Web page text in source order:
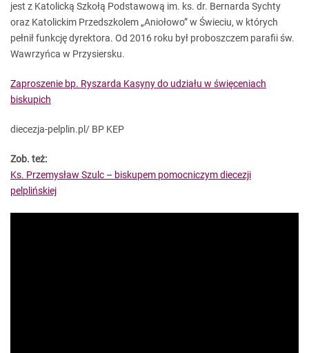
jest z Katolicką Szkołą Podstawową im. ks. dr. Bernarda Sychty
oraz Katolickim Przedszkolem „Aniołowo” w Świeciu, w których
pełnił funkcję dyrektora. Od 2016 roku był proboszczem parafii św.
Wawrzyńca w Przysiersku.
Zaproszenie bp. Ryszarda Kasyny do udziału w święceniach
biskupich
diecezja-pelplin.pl/ BP KEP
Zob. też:
Ks. Przemysław Szulc – biskupem pomocniczym diecezji
pelplińskiej